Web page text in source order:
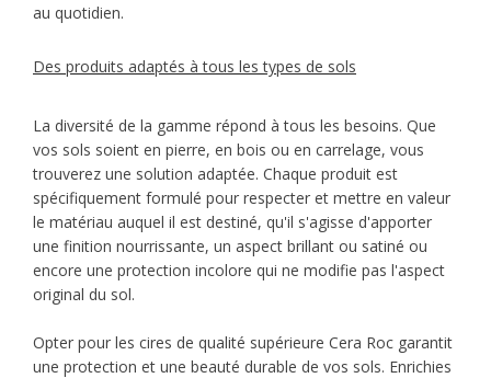
au quotidien.
Des produits adaptés à tous les types de sols
La diversité de la gamme répond à tous les besoins. Que
vos sols soient en pierre, en bois ou en carrelage, vous
trouverez une solution adaptée. Chaque produit est
spécifiquement formulé pour respecter et mettre en valeur
le matériau auquel il est destiné, qu'il s'agisse d'apporter
une finition nourrissante, un aspect brillant ou satiné ou
encore une protection incolore qui ne modifie pas l'aspect
original du sol.
Opter pour les cires de qualité supérieure Cera Roc garantit
une protection et une beauté durable de vos sols. Enrichies